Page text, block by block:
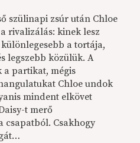
szülinapi zsúr után Chloe
rivalizálás: kinek lesz
a tortája,
legszebb közülük. A
a partikat, mégis
Chloe undok
mindent elkövet
t merő
csapatból. Csakhogy